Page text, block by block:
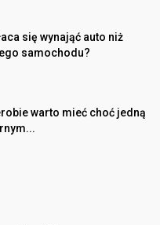
się wynająć auto niż
samochodu?
warto mieć choć jedną